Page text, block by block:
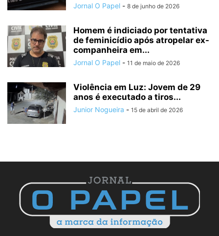
Jornal O Papel - 8 de junho de 2026
Homem é indiciado por tentativa
de feminicídio após atropelar ex-
companheira em...
Jornal O Papel - 11 de maio de 2026
Violência em Luz: Jovem de 29
anos é executado a tiros...
Junior Nogueira - 15 de abril de 2026